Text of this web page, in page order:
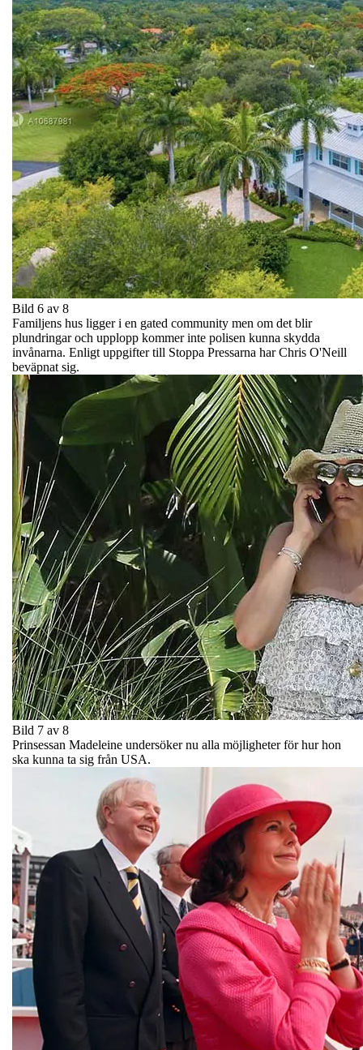
Bild 6 av 8
Familjens hus ligger i en gated community men om det blir
plundringar och upplopp kommer inte polisen kunna skydda
invånarna. Enligt uppgifter till Stoppa Pressarna har Chris O'Neill
beväpnat sig.
Bild 7 av 8
Prinsessan Madeleine undersöker nu alla möjligheter för hur hon
ska kunna ta sig från USA.